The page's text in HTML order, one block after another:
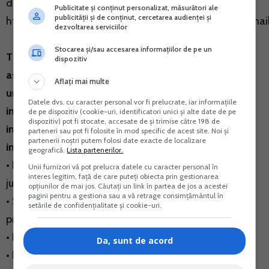
dumneavoastra din SPV:
https://www.anaf.ro/.../persoane.../
Tinand seama de infiintarea Spatiului Privat Virtual,
as avea rugamintea sa imi raspundeti daca
urmatoarele tipuri de rapoarte sunt/ sau vor fi luate
in considerare de catre dumneavoastra pentru
implementare (si daca da, in cat timp se estimeaza
implementarea acestora):
• Fisa pe platitor/ fisa sintetica persoane fizice si
juridice;
• Sumar al declaratiilor/ formularelor 112 si 224
procesate de organul fiscal;
• Incarcarea declaratiei anuale 201 in sistem;
• Eliberarea certificatelor de rezidenta fiscala;
Publicitate și conținut personalizat, măsurători ale
publicității și de conținut, cercetarea audienței și
dezvoltarea serviciilor
Stocarea și/sau accesarea informațiilor de pe un
dispozitiv
Aflați mai multe
Datele dvs. cu caracter personal vor fi prelucrate, iar informațiile
de pe dispozitiv (cookie-uri, identificatori unici și alte date de pe
dispozitiv) pot fi stocate, accesate de și trimise către 198 de
parteneri sau pot fi folosite în mod specific de acest site. Noi și
partenerii noștri putem folosi date exacte de localizare
geografică.Lista partenerilor.
Unii furnizori vă pot prelucra datele cu caracter personal în
interes legitim, față de care puteți obiecta prin gestionarea
opțiunilor de mai jos. Căutați un link în partea de jos a acestei
pagini pentru a gestiona sau a vă retrage consimțământul în
setările de confidențialitate și cookie-uri.
Da, sunt de acord